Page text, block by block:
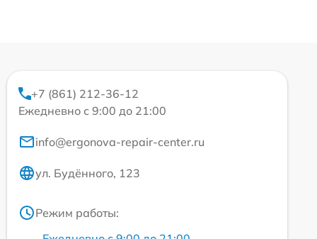
+7 (861) 212-36-12
Ежедневно с 9:00 до 21:00
info@ergonova-repair-center.ru
ул. Будённого, 123
Режим работы: